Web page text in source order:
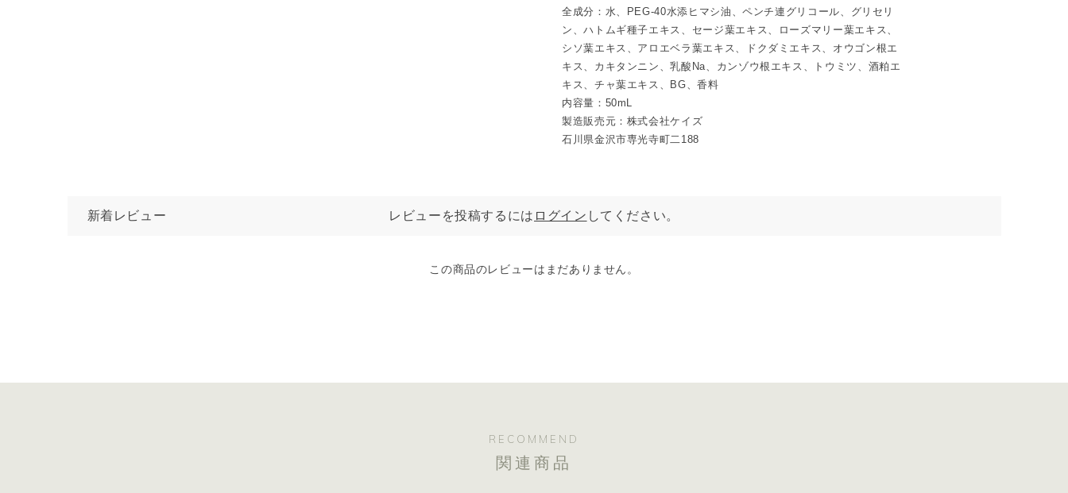
おすすめのシーン
・キャンプやピクニックなどアウトドアシーンに
・ランニングやスポーツ後のリフレッシュに
・外出先で手軽に気分を切り替えたいとき
COOL PROTECT
涼やかな香りで、夏を心地よく守る「COOL PROTECT」シリーズ。
100％天然精油のブレンドが、蒸し暑い季節の空気や気分をすっきり
※「COOL PROTECT」は、天然精油の清涼感と心地よさをイメージ
全成分：水、PEG-40水添ヒマシ油、ペンチ連グリコール、グリセリ
ン、ハトムギ種子エキス、セージ葉エキス、ローズマリー葉エキス、
シソ葉エキス、アロエベラ葉エキス、ドクダミエキス、オウゴン根エ
キス、カキタンニン、乳酸Na、カンゾウ根エキス、トウミツ、酒粕エ
キス、チャ葉エキス、BG、香料
内容量：50mL
製造販売元：株式会社ケイズ
石川県金沢市専光寺町二188
新着レビュー レビューを投稿するには ログイン してください。
この商品のレビューはまだありません。
RECOMMEND
関連商品